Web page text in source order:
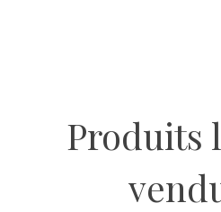
Produits